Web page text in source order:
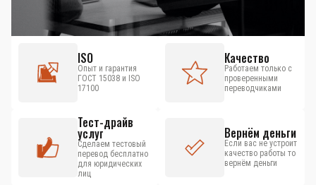
ISO
Опыт и гарантия
ГОСТ 15038 и ISO
17100
Качество
Работаем только с
проверенными
переводчиками
Тест-драйв
услуг
Сделаем тестовый
перевод бесплатно
для юридических
лиц
Вернём деньги
Если вас не устроит
качество работы то
вернём деньги